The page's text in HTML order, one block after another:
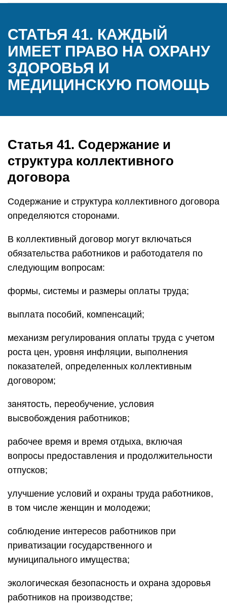
СТАТЬЯ 41. КАЖДЫЙ
ИМЕЕТ ПРАВО НА ОХРАНУ
ЗДОРОВЬЯ И
МЕДИЦИНСКУЮ ПОМОЩЬ
Статья 41. Содержание и
структура коллективного
договора
Содержание и структура коллективного договора
определяются сторонами.
В коллективный договор могут включаться
обязательства работников и работодателя по
следующим вопросам:
формы, системы и размеры оплаты труда;
выплата пособий, компенсаций;
механизм регулирования оплаты труда с учетом
роста цен, уровня инфляции, выполнения
показателей, определенных коллективным
договором;
занятость, переобучение, условия
высвобождения работников;
рабочее время и время отдыха, включая
вопросы предоставления и продолжительности
отпусков;
улучшение условий и охраны труда работников,
в том числе женщин и молодежи;
соблюдение интересов работников при
приватизации государственного и
муниципального имущества;
экологическая безопасность и охрана здоровья
работников на производстве;